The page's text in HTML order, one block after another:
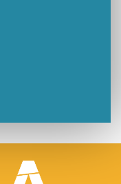
à Lons-le-Saunier
inaugurée